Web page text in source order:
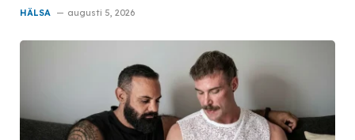
HÄLSA augusti 5, 2026